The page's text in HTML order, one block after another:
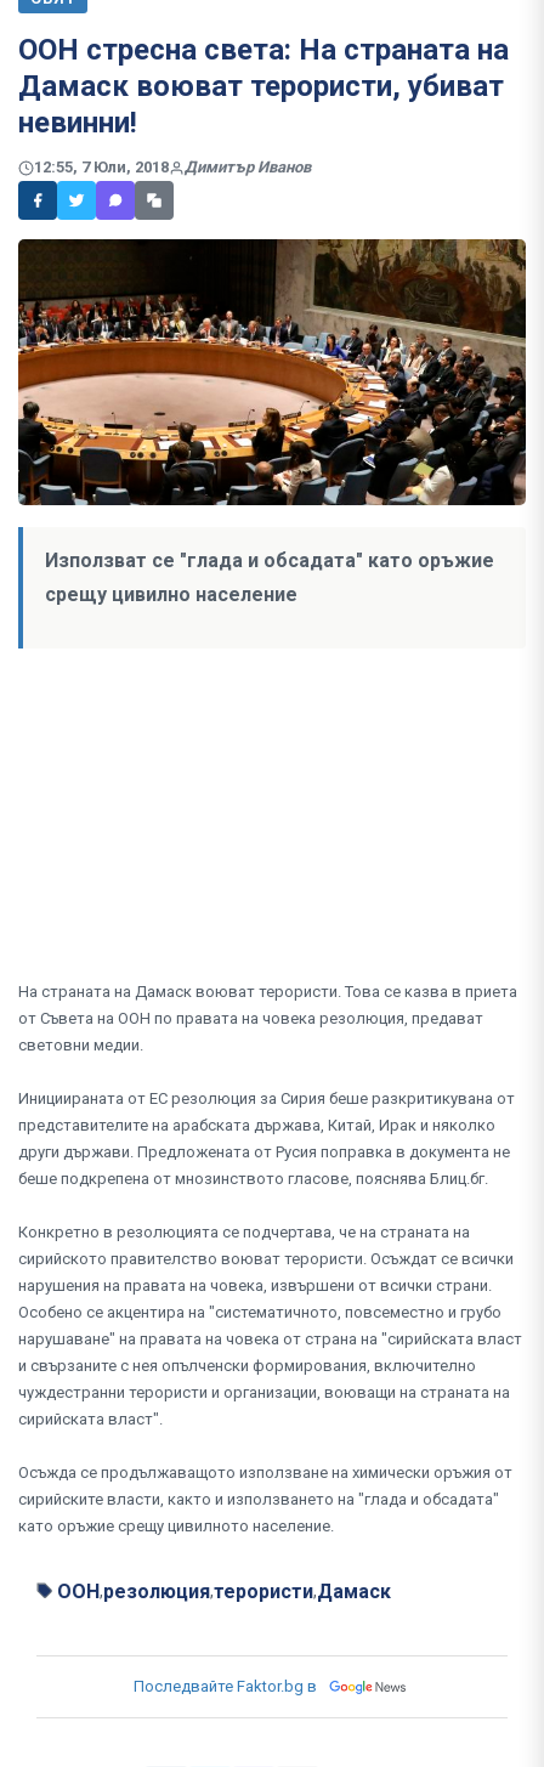
ООН стресна света: На страната на
Дамаск воюват терористи, убиват
невинни!
12:55, 7 Юли, 2018 Димитър Иванов
Използват се "глада и обсадата" като оръжие
срещу цивилно население
На страната на Дамаск воюват терористи. Това се казва в приета
от Съвета на ООН по правата на човека резолюция, предават
световни медии.
Инициираната от ЕС резолюция за Сирия беше разкритикувана от
представителите на арабската държава, Китай, Ирак и няколко
други държави. Предложената от Русия поправка в документа не
беше подкрепена от мнозинството гласове, пояснява Блиц.бг.
Конкретно в резолюцията се подчертава, че на страната на
сирийското правителство воюват терористи. Осъждат се всички
нарушения на правата на човека, извършени от всички страни.
Особено се акцентира на "систематичното, повсеместно и грубо
нарушаване" на правата на човека от страна на "сирийската власт
и свързаните с нея опълченски формирования, включително
чуждестранни терористи и организации, воюващи на страната на
сирийската власт".
Осъжда се продължаващото използване на химически оръжия от
сирийските власти, както и използването на "глада и обсадата"
като оръжие срещу цивилното население.
ООН,резолюция,терористи,Дамаск
Последвайте Faktor.bg в